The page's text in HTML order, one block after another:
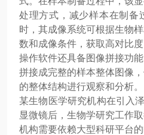
处理方式，减少样本在制备
时，其成像系统可根据生物
数和成像条件，获取高对比
操作软件还具备图像拼接功
拼接成完整的样本整体图像
的整体结构进行观察和分析。
某生物医学研究机构在引入
显微镜后，生物学研究工作
机构需要依赖大型科研平台